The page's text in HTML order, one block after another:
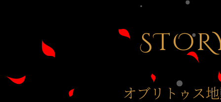
オブリトゥス